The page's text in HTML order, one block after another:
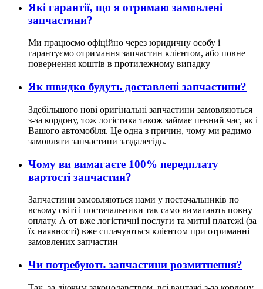
Які гарантії, що я отримаю замовлені
запчастини?
Ми працюємо офіційно через юридичну особу і
гарантуємо отримання запчастин клієнтом, або повне
повернення коштів в протилежному випадку
Як швидко будуть доставлені запчастини?
Здебільшого нові оригінальні запчастини замовляються
з-за кордону, тож логістика також займає певний час, як і
Вашого автомобіля. Це одна з причин, чому ми радимо
замовляти запчастини заздалегідь.
Чому ви вимагаєте 100% передплату
вартості запчастин?
Запчастини замовляються нами у постачальників по
всьому світі і постачальники так само вимагають повну
оплату. А от вже логістичні послуги та митні платежі (за
їх наявності) вже сплачуються клієнтом при отриманні
замовлених запчастин
Чи потребують запчастини розмитнення?